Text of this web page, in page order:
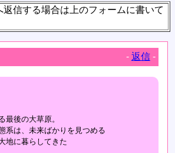
返信する場合は上のフォームに書いて
- 返信 -
最後の大草原。
系は、未来ばかりを見つめる
地に暮らしてきた